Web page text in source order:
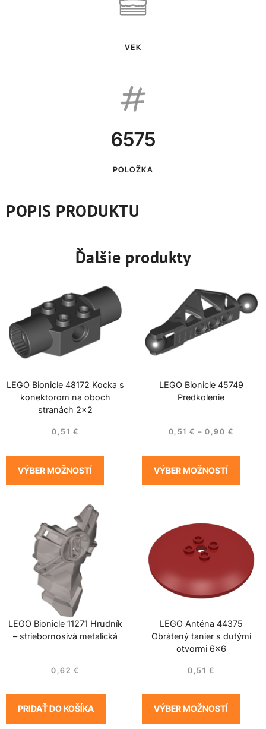
VEK
6575
POLOŽKA
POPIS PRODUKTU
Ďalšie produkty
LEGO Bionicle 48172 Kocka s
konektorom na oboch
stranách 2×2
0,51 €
VÝBER MOŽNOSTÍ
LEGO Bionicle 45749
Predkolenie
0,51€ – 0,90 €
VÝBER MOŽNOSTÍ
LEGO Bionicle 11271 Hrudník
– striebornosivá metalická
0,62 €
PRIDAŤ DO KOŠÍKA
LEGO Anténa 44375
Obrátený tanier s dutými
otvormi 6×6
0,51 €
VÝBER MOŽNOSTÍ